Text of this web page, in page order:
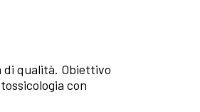
qualità. Obiettivo
con